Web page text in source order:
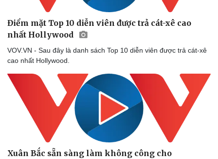
Điểm mặt Top 10 diễn viên được trả cát-xê cao
nhất Hollywood
VOV.VN - Sau đây là danh sách Top 10 diễn viên được trả cát-xê
cao nhất Hollywood.
Xuân Bắc sẵn sàng làm không công cho